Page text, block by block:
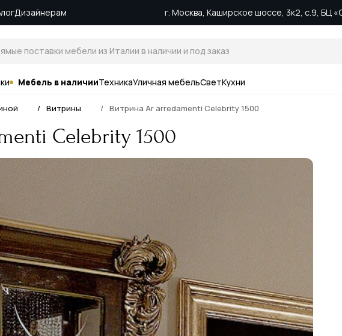
Дизайнерам г. Москва, Каширское шоссе, 3к2, с.9, БЦ
Мебель в наличииТехникаУличная мебельСветКухни
Витрины Витрина Ar arredamenti Celebrity 1500
Celebrity 1500